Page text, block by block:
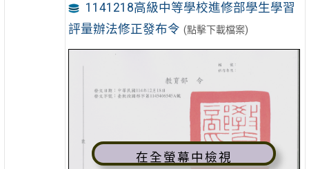
1141218高級中等學校進修部學生學習
評量辦法修正發布令 (點擊下載檔案)
在全螢幕中檢視